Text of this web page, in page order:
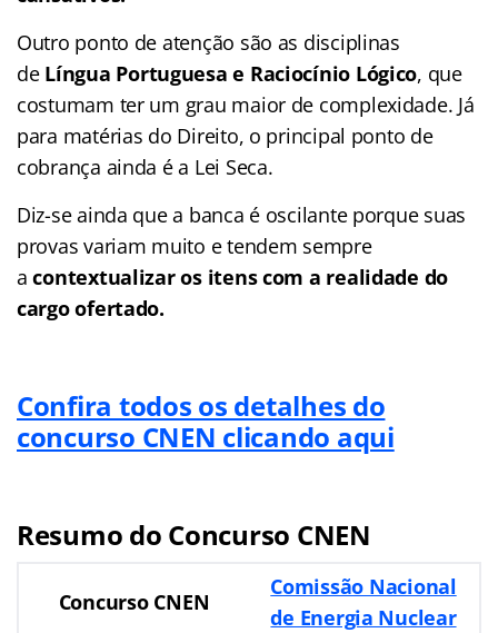
Outro ponto de atenção são as disciplinas
de Língua Portuguesa e Raciocínio Lógico, que
costumam ter um grau maior de complexidade. Já
para matérias do Direito, o principal ponto de
cobrança ainda é a Lei Seca.
Diz-se ainda que a banca é oscilante porque suas
provas variam muito e tendem sempre
acontextualizar os itens com a realidade do
cargo ofertado.
Confira todos os detalhes do
concurso CNEN clicando aqui
Resumo do Concurso CNEN
Concurso CNEN
Comissão Nacional
de Energia Nuclear